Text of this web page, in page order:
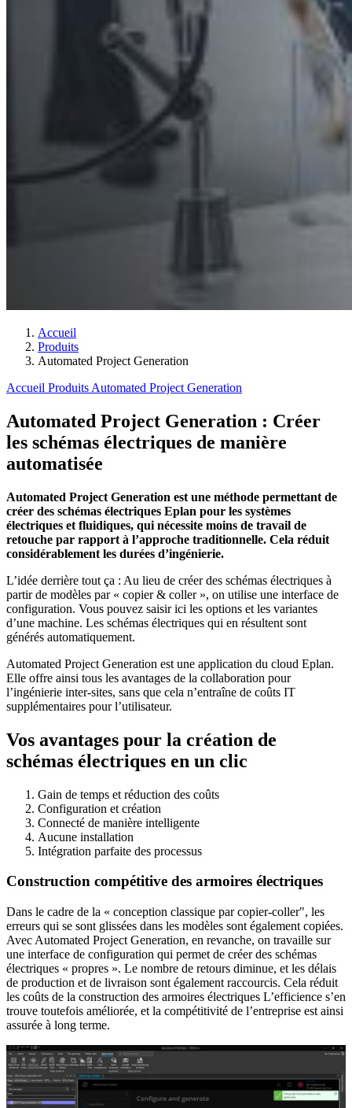
Accueil
Produits
Automated Project Generation
Accueil Produits Automated Project Generation
Automated Project Generation : Créer
les schémas électriques de manière
automatisée
Automated Project Generation est une méthode permettant de
créer des schémas électriques Eplan pour les systèmes
électriques et fluidiques, qui nécessite moins de travail de
retouche par rapport à l’approche traditionnelle. Cela réduit
considérablement les durées d’ingénierie.
L’idée derrière tout ça : Au lieu de créer des schémas électriques à
partir de modèles par « copier & coller », on utilise une interface de
configuration. Vous pouvez saisir ici les options et les variantes
d’une machine. Les schémas électriques qui en résultent sont
générés automatiquement.
Automated Project Generation est une application du cloud Eplan.
Elle offre ainsi tous les avantages de la collaboration pour
l’ingénierie inter-sites, sans que cela n’entraîne de coûts IT
supplémentaires pour l’utilisateur.
Vos avantages pour la création de
schémas électriques en un clic
Gain de temps et réduction des coûts
Configuration et création
Connecté de manière intelligente
Aucune installation
Intégration parfaite des processus
Construction compétitive des armoires électriques
Dans le cadre de la « conception classique par copier-coller", les
erreurs qui se sont glissées dans les modèles sont également copiées.
Avec Automated Project Generation, en revanche, on travaille sur
une interface de configuration qui permet de créer des schémas
électriques « propres ». Le nombre de retours diminue, et les délais
de production et de livraison sont également raccourcis. Cela réduit
les coûts de la construction des armoires électriques L’efficience s’en
trouve toutefois améliorée, et la compétitivité de l’entreprise est ainsi
assurée à long terme.